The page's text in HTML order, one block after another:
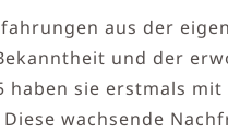
aus der
und der
haben sie erstmals
wachsende